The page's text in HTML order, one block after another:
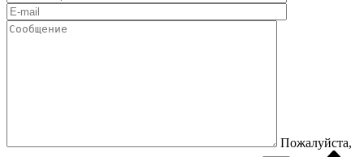
Пожалуйста,